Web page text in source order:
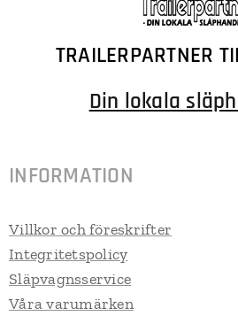
TRAILERPARTNER
Din lokala
INFORMATION
Villkor och föreskrifter
Integritetspolicy
Släpvagnsservice
Våra varumärken